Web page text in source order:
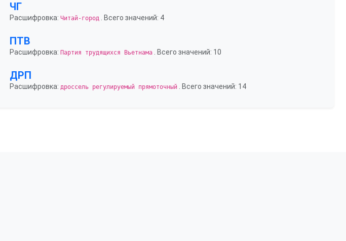
ЧГ
Расшифровка: Читай-город . Всего значений: 4
ПТВ
Расшифровка: Партия трудящихся Вьетнама . Всего значений: 10
ДРП
Расшифровка: дроссель регулируемый прямоточный . Всего значений: 14